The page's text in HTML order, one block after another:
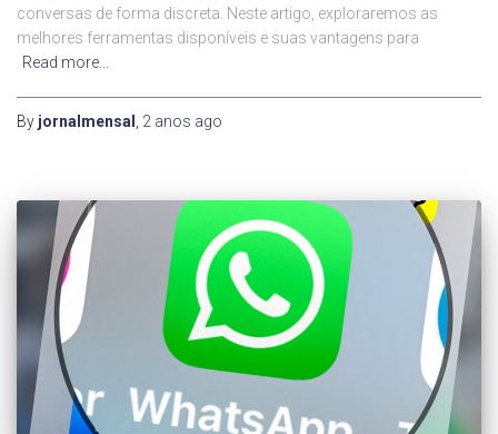
conversas de forma discreta. Neste artigo, exploraremos as
melhores ferramentas disponíveis e suas vantagens para
Read more…
By jornalmensal 2 anos ago